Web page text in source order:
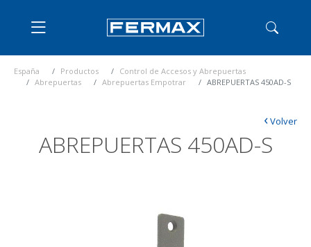
España Productos
Control de Accesos y Abrepuertas
Abrepuertas
Abrepuertas Empotrar ABREPUERTAS 450AD-S
ABREPUERTAS 450AD-S
‹Volver